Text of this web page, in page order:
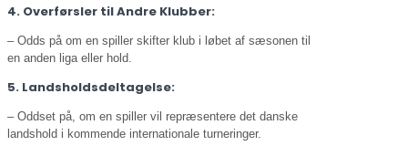
4. Overførsler til Andre Klubber:
– Odds på om en spiller skifter klub i løbet af sæsonen til
en anden liga eller hold.
5. Landsholdsdeltagelse:
– Oddset på, om en spiller vil repræsentere det danske
landshold i kommende internationale turneringer.